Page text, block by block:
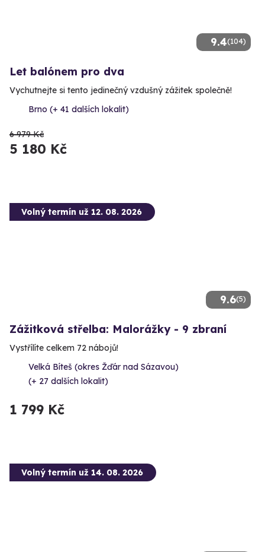
9.4(104)
Let balónem pro dva
Vychutnejte si tento jedinečný vzdušný zážitek společně!
Brno (+ 41 dalších lokalit)
6 979 Kč
5 180 Kč
9.6(5)
Volný termín už 12. 08. 2026
Zážitková střelba: Malorážky - 9 zbraní
Vystřílíte celkem 72 nábojů!
Velká Bíteš (okres Žďár nad Sázavou)
(+ 27 dalších lokalit)
1 799 Kč
Volný termín už 14. 08. 2026